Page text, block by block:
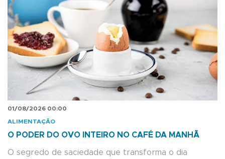
01/08/2026 00:00
ALIMENTAÇÃO
O PODER DO OVO INTEIRO NO CAFÉ DA MANHÃ
O segredo de saciedade que transforma o dia